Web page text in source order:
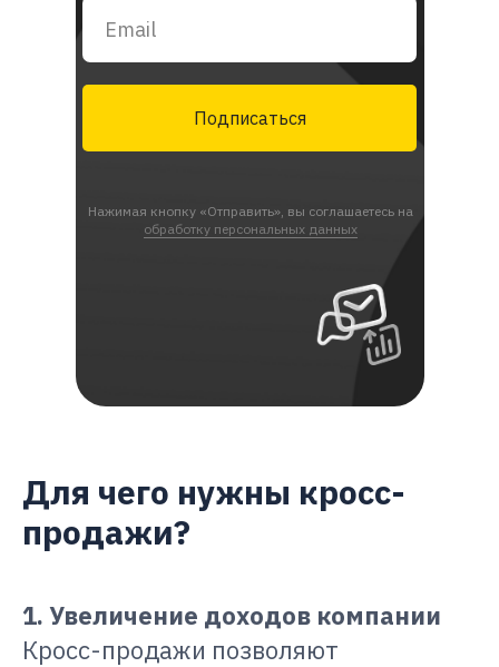
Нажимая кнопку «Отправить», вы соглашаетесь на
обработку персональных данных
Подписаться
Для чего нужны кросс-
продажи?
1. Увеличение доходов компании
Кросс-продажи позволяют